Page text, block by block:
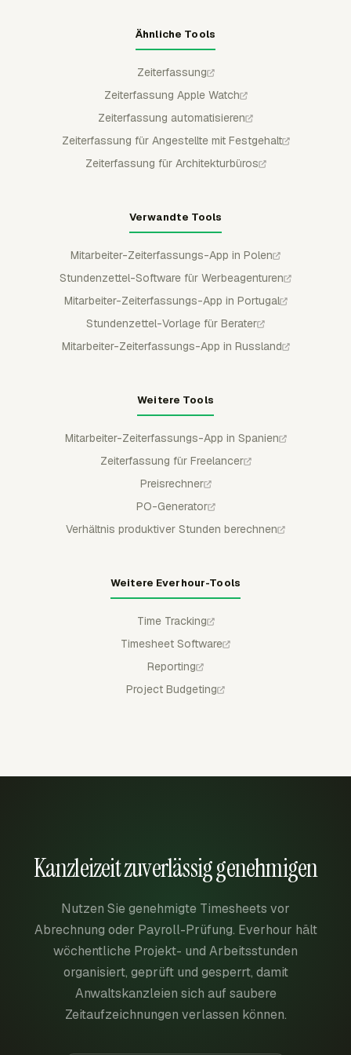
Ähnliche Tools
Zeiterfassung
Zeiterfassung Apple Watch
Zeiterfassung automatisieren
Zeiterfassung für Angestellte mit Festgehalt
Zeiterfassung für Architekturbüros
Verwandte Tools
Mitarbeiter-Zeiterfassungs-App in Polen
Stundenzettel-Software für Werbeagenturen
Mitarbeiter-Zeiterfassungs-App in Portugal
Stundenzettel-Vorlage für Berater
Mitarbeiter-Zeiterfassungs-App in Russland
Weitere Tools
Mitarbeiter-Zeiterfassungs-App in Spanien
Zeiterfassung für Freelancer
Preisrechner
PO-Generator
Verhältnis produktiver Stunden berechnen
Weitere Everhour-Tools
Time Tracking
Timesheet Software
Reporting
Project Budgeting
Kanzleizeit zuverlässig genehmigen
Nutzen Sie genehmigte Timesheets vor
Abrechnung oder Payroll-Prüfung. Everhour hält
wöchentliche Projekt- und Arbeitsstunden
organisiert, geprüft und gesperrt, damit
Anwaltskanzleien sich auf saubere
Zeitaufzeichnungen verlassen können.